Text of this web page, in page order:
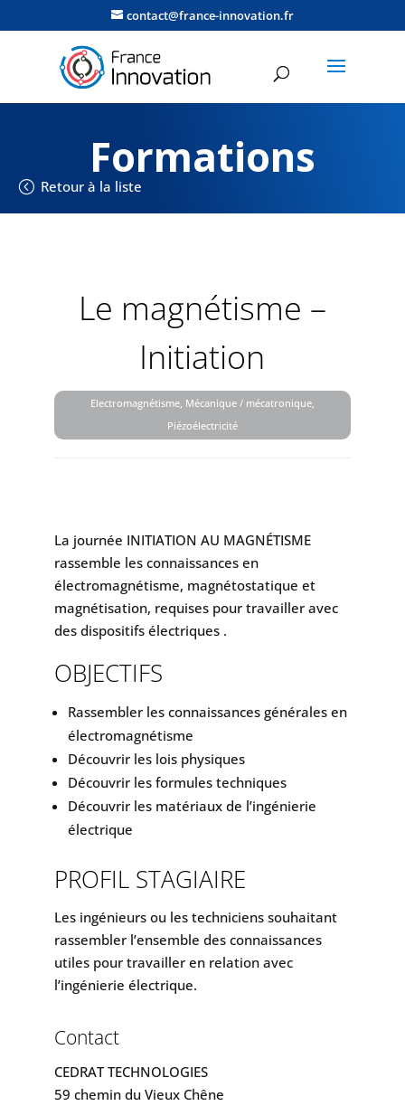
contact@france-innovation.fr
Formations
Retour à la liste
Le magnétisme –
Initiation
Electromagnétisme, Mécanique / mécatronique,
Piézoélectricité
La journée INITIATION AU MAGNÉTISME
rassemble les connaissances en
électromagnétisme, magnétostatique et
magnétisation, requises pour travailler avec
des dispositifs électriques .
OBJECTIFS
Rassembler les connaissances générales en
électromagnétisme
Découvrir les lois physiques
Découvrir les formules techniques
Découvrir les matériaux de l’ingénierie
électrique
PROFIL STAGIAIRE
Les ingénieurs ou les techniciens souhaitant
rassembler l’ensemble des connaissances
utiles pour travailler en relation avec
l’ingénierie électrique.
Contact
CEDRAT TECHNOLOGIES
59 chemin du Vieux Chêne